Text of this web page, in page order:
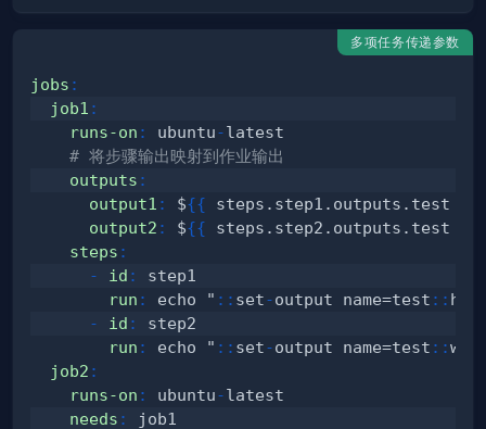
多项任务传递参数
jobs :
job1 :
runs-on : ubuntu-
# 将步骤输出映射到作业输出
outputs :
output1 : ${{ steps.step1.outputs.test
output2 : ${{ steps.step2.outputs.test
steps :
-
id :
run : echo " : : set-output name=test : :
-
id :
run : echo " : : set-output name=test : :
job2 :
runs-on : ubuntu-
needs :